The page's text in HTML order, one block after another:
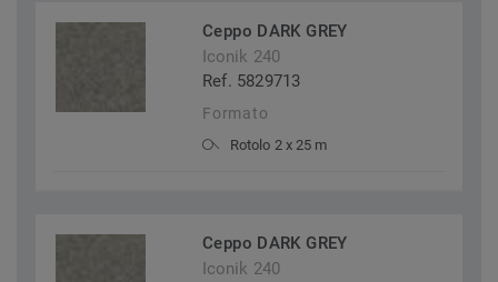
Ceppo DARK GREY
Iconik 240
Ref. 5829713
Formato
Rotolo 2 x 25 m
Ceppo DARK GREY
Iconik 240